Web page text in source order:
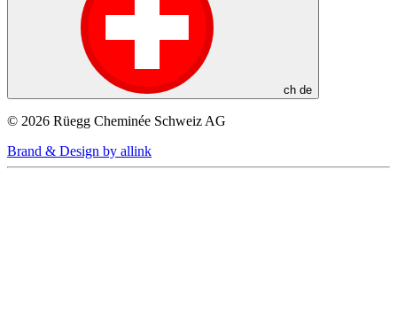
ch de
© 2026 Rüegg Cheminée Schweiz AG
Brand & Design by allink